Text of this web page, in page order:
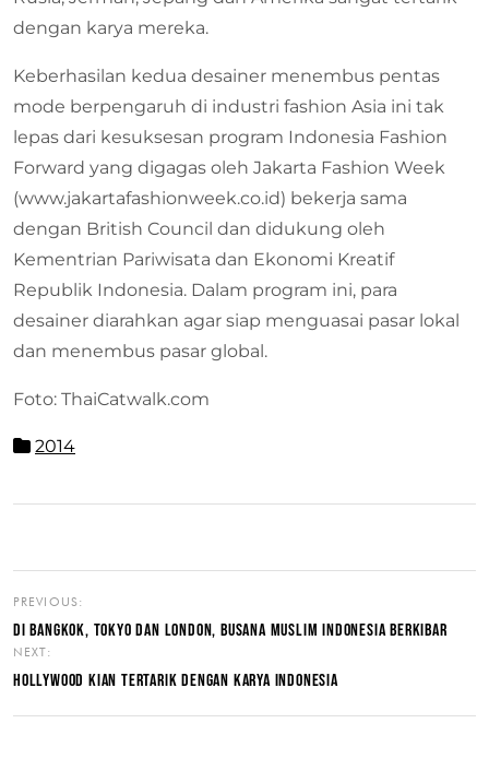
dengan karya mereka.
Keberhasilan kedua desainer menembus pentas
mode berpengaruh di industri fashion Asia ini tak
lepas dari kesuksesan program Indonesia Fashion
Forward yang digagas oleh Jakarta Fashion Week
(www.jakartafashionweek.co.id) bekerja sama
dengan British Council dan didukung oleh
Kementrian Pariwisata dan Ekonomi Kreatif
Republik Indonesia. Dalam program ini, para
desainer diarahkan agar siap menguasai pasar lokal
dan menembus pasar global.
Foto: ThaiCatwalk.com
2014
PREVIOUS:
DI BANGKOK, TOKYO DAN LONDON, BUSANA MUSLIM INDONESIA BERKIBAR
NEXT:
HOLLYWOOD KIAN TERTARIK DENGAN KARYA INDONESIA